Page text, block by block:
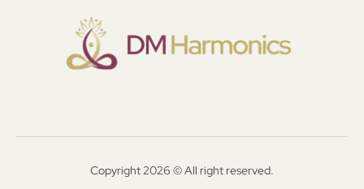
Copyright 2026 © All right reserved.